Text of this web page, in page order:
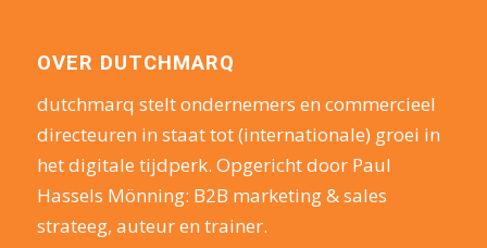
OVER DUTCHMARQ
dutchmarq stelt ondernemers en commercieel
directeuren in staat tot (internationale) groei in
het digitale tijdperk. Opgericht door Paul
Hassels Mönning: B2B marketing & sales
strateeg, auteur en trainer.